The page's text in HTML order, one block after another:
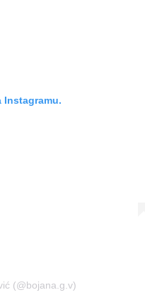
Instagramu.
(@bojana.g.v)